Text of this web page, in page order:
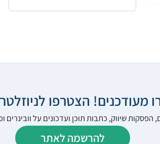
מעודכנים! הצטרפו
הפסקות שיווק, כתבות תוכן ועדכונים על
להרשמה לאתר